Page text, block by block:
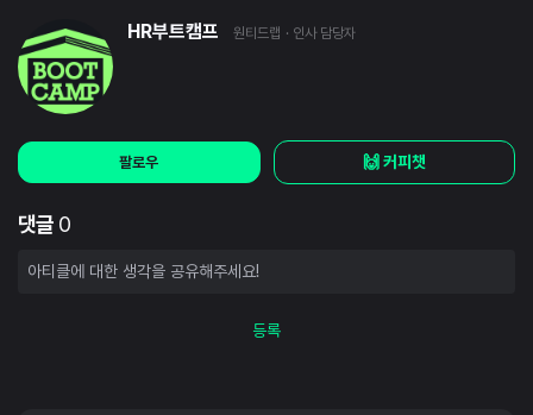
HR부트캠프 원티드랩 · 인사 담당자
팔로우 🙌 커피챗
댓글 0
등록